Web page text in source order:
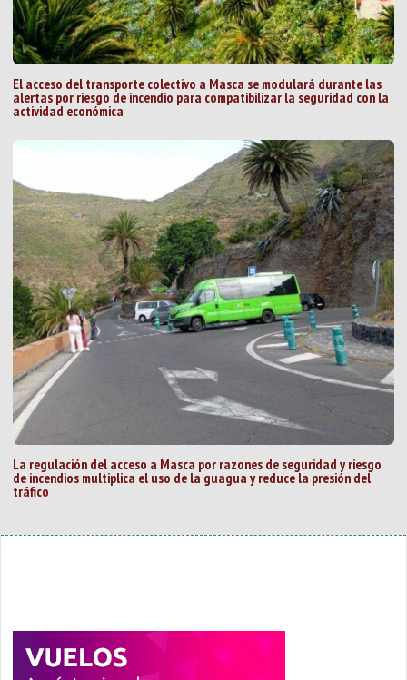
El acceso del transporte colectivo a Masca se modulará durante las
alertas por riesgo de incendio para compatibilizar la seguridad con la
actividad económica
La regulación del acceso a Masca por razones de seguridad y riesgo
de incendios multiplica el uso de la guagua y reduce la presión del
tráfico